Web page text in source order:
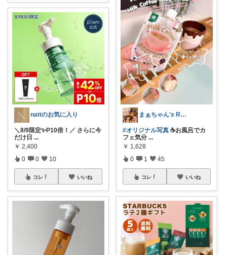
nattのお気に入り
＼8/9限定✨P10倍！／ さらに今
だけ日 ...
￥ 2,400
0 0 10
コレ いいね
まぁちゃん's ROOM
#オリジナル写真 ☕️お風呂でカ
フェ気分 ...
￥ 1,628
0 1 45
コレ いいね